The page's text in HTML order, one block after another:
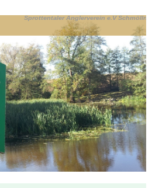
Sprottentaler Anglerverein e.V Schmölln